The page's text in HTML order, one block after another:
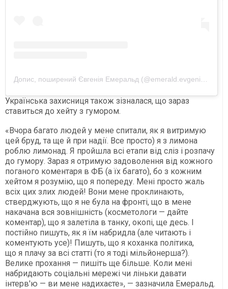
Українська захисниця також зізналася, що зараз
ставиться до хейту з гумором.
«Вчора багато людей у мене спитали, як я витримую
цей бруд, та ще й при надії. Все просто) я з лимона
роблю лимонад. Я пройшла всі етапи від сліз і розпачу
до гумору. Зараз я отримую задоволення від кожного
поганого коментаря в ФБ (а їх багато), бо з кожним
хейтом я розумію, що я попереду. Мені просто жаль
всіх цих злих людей! Вони мене проклинають,
стверджують, що я не була на фронті, що в мене
накачана вся зовнішність (косметологи — дайте
коментар), що я залетіла в танку, окопі, ще десь. І
постійно пишуть, як я їм набридла (але читають і
коментують усе)! Пишуть, що я коханка політика,
що я плачу за всі статті (то я тоді мільйонерша?).
Велике прохання — пишіть ще більше. Коли мені
набридають соціальні мережі чи ліньки давати
інтерв'ю — ви мене надихаєте», — зазначила Емеральд.